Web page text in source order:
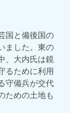
国と備後国の
ました。東の
、大内氏は鏡
るために利用
守備兵が交代
ための土地も